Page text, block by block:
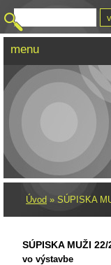
HBK
Úvod » SÚPISKA
SÚPISKA MUŽI 22/
vo výstavbe
menu